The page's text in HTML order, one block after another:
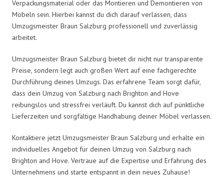
Verpackungsmaterial oder das Montieren und Demontieren von
Möbeln sein. Hierbei kannst du dich darauf verlassen, dass
Umzugsmeister Braun Salzburg professionell und zuverlässig
arbeitet.
Umzugsmeister Braun Salzburg bietet dir nicht nur transparente
Preise, sondern legt auch großen Wert auf eine fachgerechte
Durchführung deines Umzugs. Das erfahrene Team sorgt dafür,
dass dein Umzug von Salzburg nach Brighton and Hove
reibungslos und stressfrei verläuft. Du kannst dich auf pünktliche
Lieferzeiten und sorgfältige Handhabung deiner Möbel verlassen.
Kontaktiere jetzt Umzugsmeister Braun Salzburg und erhalte ein
individuelles Angebot für deinen Umzug von Salzburg nach
Brighton and Hove. Vertraue auf die Expertise und Erfahrung des
Unternehmens und starte entspannt in dein neues Zuhause!